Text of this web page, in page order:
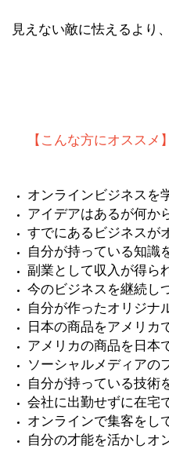
見えない敵に怯えるより
【こんな方にオススメ】
オンラインビジネスを
アイデアはあるが何か
すでにあるビジネスが
自分が持っている知識
副業として収入が得ら
今のビジネスを継続し
自分が作ったオリジナ
日本の商品をアメリカ
アメリカの商品を日本
ソーシャルメディアの
自分が持っている技術
会社に出勤せずに在宅
オンラインで集客をし
自分の才能を活かし